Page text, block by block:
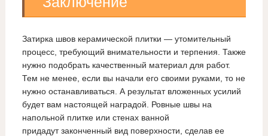
Затирка швов керамической плитки — утомительный
процесс, требующий внимательности и терпения. Также
нужно подобрать качественный материал для работ.
Тем не менее, если вы начали его своими руками, то не
нужно останавливаться. А результат вложенных усилий
будет вам настоящей наградой. Ровные швы на
напольной плитке или стенах ванной
придадут законченный вид поверхности, сделав ее